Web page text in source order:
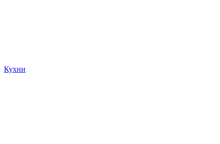
Кухни